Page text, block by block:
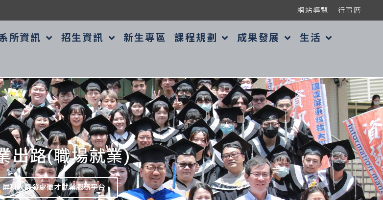
網站導覽 行事曆
所資訊 招生資訊 新生專區 課程規劃 成果發展
生活
出路(職場就業)
屏科大職發處徵才就業服務平台